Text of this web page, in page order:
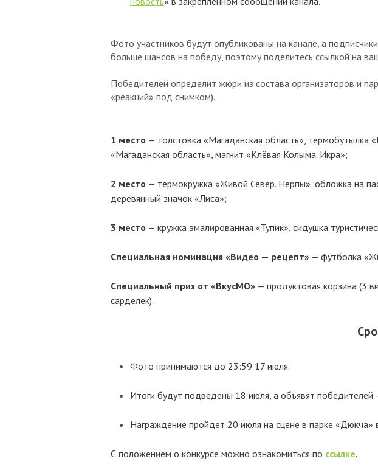
Фото участников будут опубликованы на канале, а
больше шансов на победу, поэтому поделитесь ссылкой на
Победителей определит жюри из состава организаторов и
«реакций» под снимком).
1 место — толстовка «Магаданская область», термобутылка
«Магаданская область», магнит «Клёвая Колыма. Икра»;
2 место — термокружка «Живой Север. Нерпы», обложка на
деревянный значок «Лиса»;
3 место — кружка эмалированная «Тупик», сидушка
Специальная номинация «Видео — рецепт» — футболка
Специальный приз от «ВкусМО» — продуктовая корзина (3
сарделек).
Фото принимаются до 23:59 17 июля.
Итоги будут подведены 18 июля, а объявят победителей
Награждение пройдет 20 июля на сцене в парке «Дюкча»
С положением о конкурсе можно ознакомиться по ссылке.